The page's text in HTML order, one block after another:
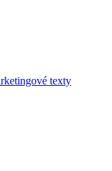
texty